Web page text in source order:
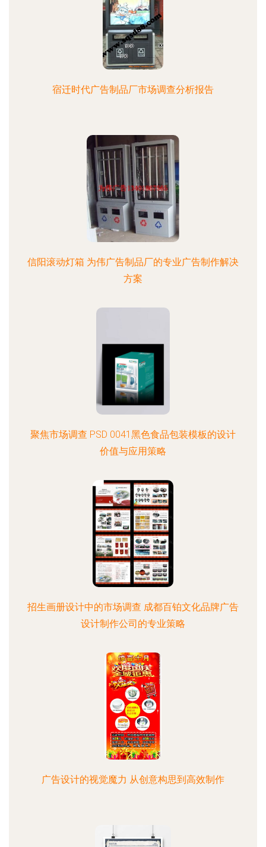
宿迁时代广告制品厂市场调查分析报告
信阳滚动灯箱 为伟广告制品厂的专业广告制作解决
方案
聚焦市场调查 PSD 0041黑色食品包装模板的设计
价值与应用策略
招生画册设计中的市场调查 成都百铂文化品牌广告
设计制作公司的专业策略
广告设计的视觉魔力 从创意构思到高效制作